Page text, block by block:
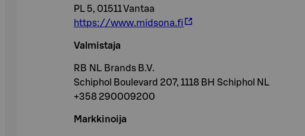
PL 5, 01511 Vantaa
https://www.midsona.fi
Valmistaja
RB NL Brands B.V.
Schiphol Boulevard 207, 1118 BH Schiphol NL
+358 290009200
Markkinoija